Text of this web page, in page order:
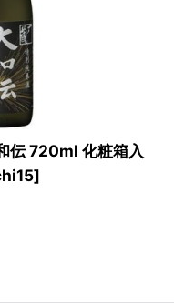
伝 720ml 化粧箱入
]